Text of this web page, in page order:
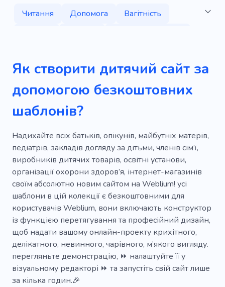
Читання Допомога
Вагітність
Дитячі історії
Дитячий автор
Дитяча література
Творчий
Особистий
Спогади
Народження
Няня
Майданчик
Діти
Вечірка Мати
Діти
Дитина
Няня
Новонароджений
Хлопці
Дитячий садок
Медсестра
Майбутні батьки
Як створити дитячий сайт за
допомогою безкоштовних
шаблонів?
Надихайте всіх батьків, опікунів, майбутніх матерів,
педіатрів, закладів догляду за дітьми, членів сім’ї,
виробників дитячих товарів, освітні установи,
організації охорони здоров’я, інтернет-магазинів
своїм абсолютно новим сайтом на Weblium! усі
шаблони в цій колекції є безкоштовними для
користувачів Weblium, вони включають конструктор
із функцією перетягування та професійний дизайн,
щоб надати вашому онлайн-проекту крихітного,
делікатного, невинного, чарівного, м’якого вигляду.
перегляньте демонстрацію, ⏩ налаштуйте її у
візуальному редакторі ⏩ та запустіть свій сайт лише
за кілька годин.🎉